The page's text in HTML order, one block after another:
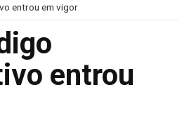
entrou em vigor
entrou